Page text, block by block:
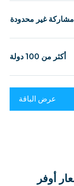
مشاركة غير محدودة
أكثر من 100 دولة
عرض الباقة